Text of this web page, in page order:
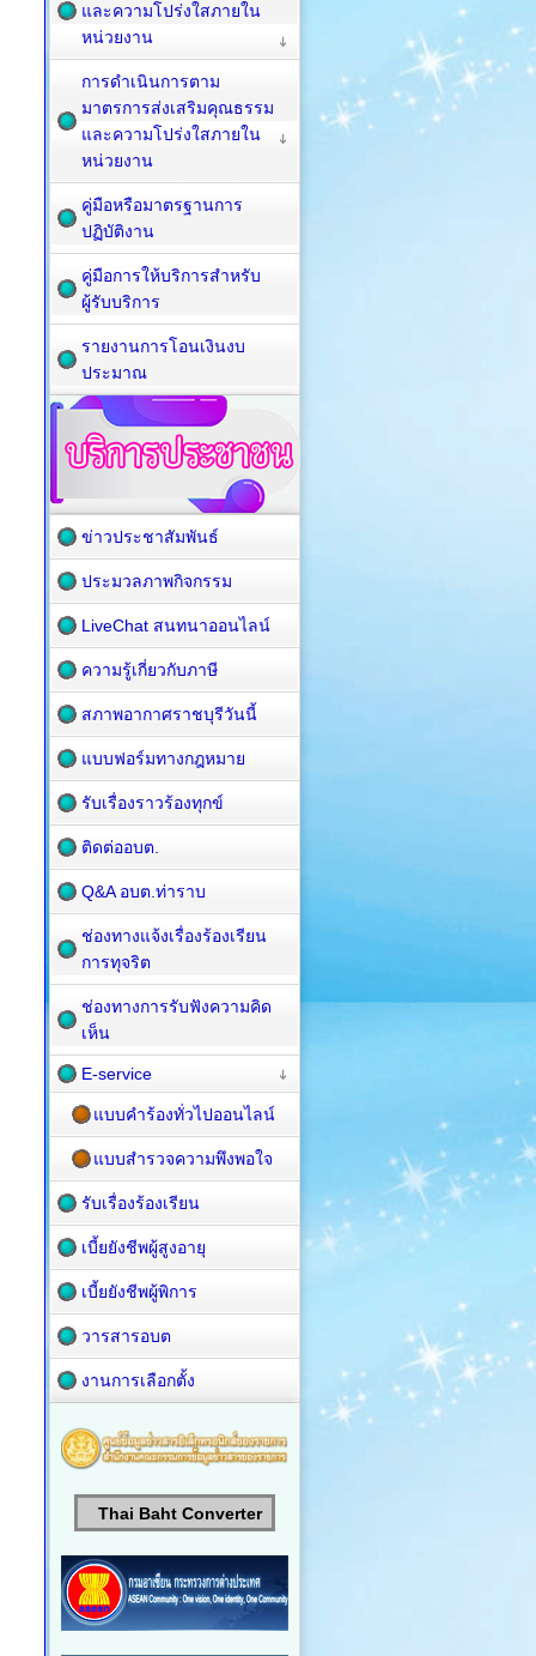
และความโปร่งใสภายใน
หน่วยงาน
การดำเนินการตาม
มาตรการส่งเสริมคุณธรรม
และความโปร่งใสภายใน
หน่วยงาน
คู่มือหรือมาตรฐานการ
ปฏิบัติงาน
คู่มือการให้บริการสำหรับ
ผู้รับบริการ
รายงานการโอนเงินงบ
ประมาณ
ข่าวประชาสัมพันธ์
ประมวลภาพกิจกรรม
LiveChat สนทนาออนไลน์
ความรู้เกี่ยวกับภาษี
สภาพอากาศราชบุรีวันนี้
แบบฟอร์มทางกฎหมาย
รับเรื่องราวร้องทุกข์
ติดต่ออบต.
Q&A อบต.ท่าราบ
ช่องทางแจ้งเรื่องร้องเรียน
การทุจริต
ช่องทางการรับฟังความคิด
เห็น
E-service
แบบคำร้องทั่วไปออนไลน์
แบบสำรวจความพึงพอใจ
รับเรื่องร้องเรียน
เบี้ยยังชีพผู้สูงอายุ
เบี้ยยังชีพผู้พิการ
วารสารอบต
งานการเลือกตั้ง
Thai Baht Converter